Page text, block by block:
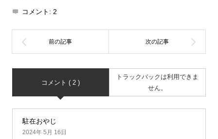
コメント: 2
コメント ( 2 )
トラックバックは利用できま
せん。
駐在おやじ
2024年 5月 16日